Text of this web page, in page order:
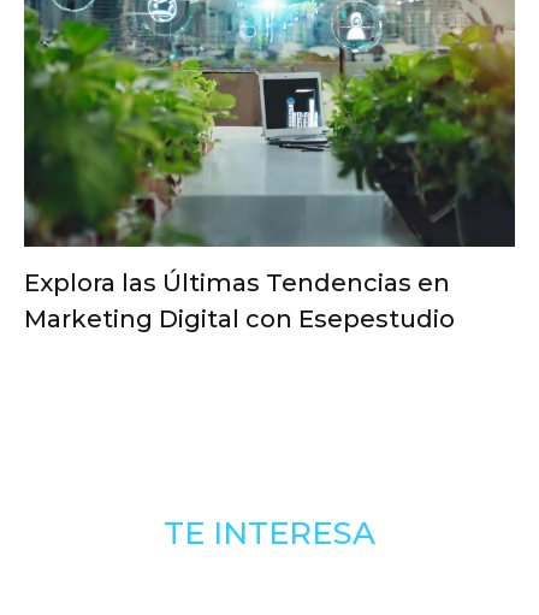
Explora las Últimas Tendencias en
Marketing Digital con Esepestudio
TE INTERESA